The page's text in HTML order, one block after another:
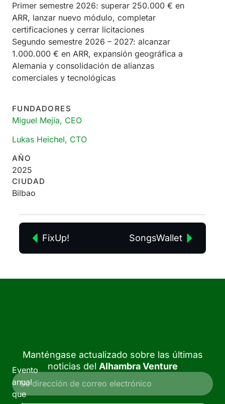
Primer semestre 2026: superar 250.000 € en
ARR, lanzar nuevo módulo, completar
certificaciones y cerrar licitaciones
Segundo semestre 2026 – 2027: alcanzar
1.000.000 € en ARR, expansión geográfica a
Alemania y consolidación de alianzas
comerciales y tecnológicas
FUNDADORES
Miguel Mejía, CEO
Lukas Heichel, CTO
AÑO
2025
CIUDAD
Bilbao
FixUp! SongsWallet
Evento
anual
que
Manténgase actualizado sobre las últimas
noticias del Alhambra Venture